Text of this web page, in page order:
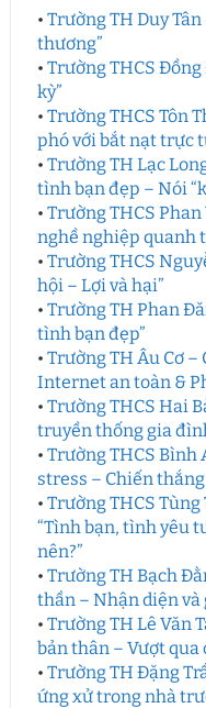
• Trường TH Duy
thương”
• Trường THCS Đồng
kỳ”
• Trường THCS Tôn
phó với bắt nạt trực
• Trường TH Lạc
tình bạn đẹp – Nói
• Trường THCS
nghề nghiệp quanh
• Trường THCS
hội – Lợi và hại”
• Trường TH Phan
tình bạn đẹp”
• Trường TH Âu Cơ –
Internet an toàn &
• Trường THCS Hai
truyền thống gia
• Trường THCS Bình
stress – Chiến
• Trường THCS
“Tình bạn, tình yêu
nên?”
• Trường TH Bạch
thần – Nhận diện và
• Trường TH Lê Văn
bản thân – Vượt qua
• Trường TH Đặng
ứng xử trong nhà